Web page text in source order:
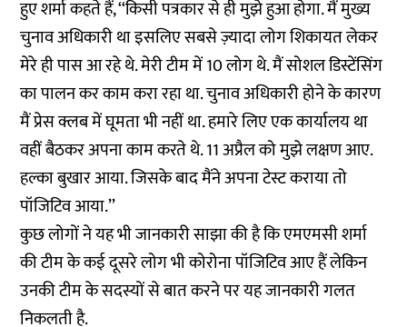
हुए शर्मा कहते हैं, ‘‘किसी पत्रकार से ही मुझे हुआ होगा. मैं मुख्य
चुनाव अधिकारी था इसलिए सबसे ज़्यादा लोग शिकायत लेकर
मेरे ही पास आ रहे थे. मेरी टीम में 10 लोग थे. मैं सोशल डिस्टेंसिंग
का पालन कर काम करा रहा था. चुनाव अधिकारी होने के कारण
मैं प्रेस क्लब में घूमता भी नहीं था. हमारे लिए एक कार्यालय था
वहीं बैठकर अपना काम करते थे. 11 अप्रैल को मुझे लक्षण आए.
हल्का बुखार आया. जिसके बाद मैंने अपना टेस्ट कराया तो
पॉजिटिव आया.’’
कुछ लोगों ने यह भी जानकारी साझा की है कि एमएमसी शर्मा
की टीम के कई दूसरे लोग भी कोरोना पॉजिटिव आए हैं लेकिन
उनकी टीम के सदस्यों से बात करने पर यह जानकारी गलत
निकलती है.